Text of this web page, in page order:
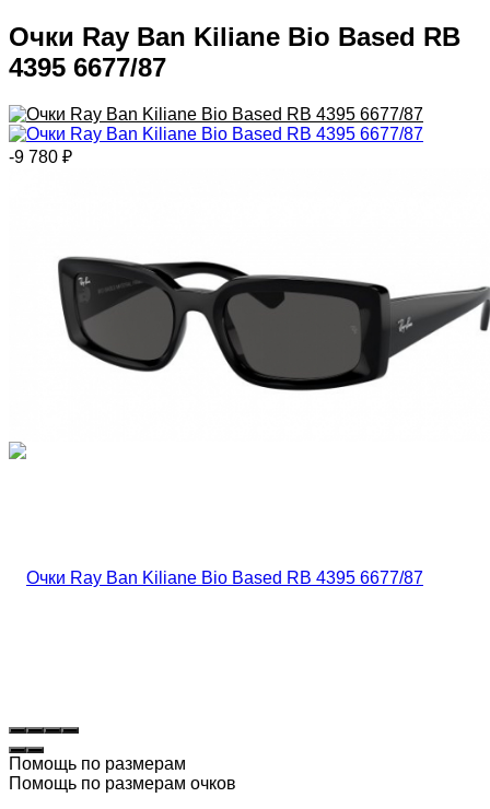
Очки Ray Ban Kiliane Bio Based RB
4395 6677/87
-9 780 ₽
Помощь по размерам
Помощь по размерам очков